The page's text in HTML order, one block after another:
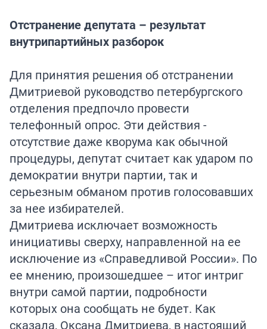
Отстранение депутата – результат
внутрипартийных разборок
Для принятия решения об отстранении
Дмитриевой руководство петербургского
отделения предпочло провести
телефонный опрос. Эти действия -
отсутствие даже кворума как обычной
процедуры, депутат считает как ударом по
демократии внутри партии, так и
серьезным обманом против голосовавших
за нее избирателей.
Дмитриева исключает возможность
инициативы сверху, направленной на ее
исключение из «Справедливой России». По
ее мнению, произошедшее – итог интриг
внутри самой партии, подробности
которых она сообщать не будет. Как
сказала, Оксана Дмитриева, в настоящий